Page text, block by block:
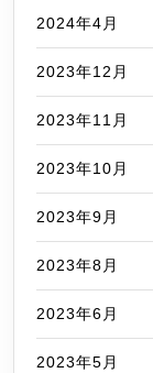
2024年4月
2023年12月
2023年11月
2023年10月
2023年9月
2023年8月
2023年6月
2023年5月